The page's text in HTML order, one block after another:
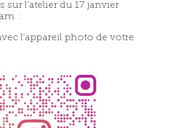
sur l’atelier du 17 janvier
:
l’appareil photo de votre